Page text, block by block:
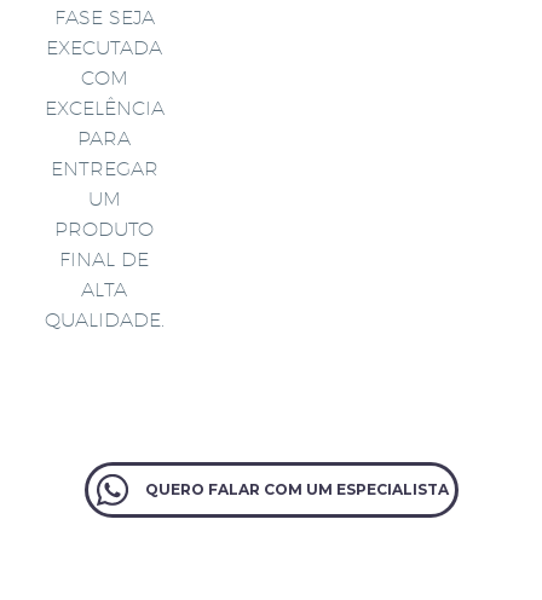
FASE SEJA
EXECUTADA
COM
EXCELÊNCIA
PARA
ENTREGAR
UM
PRODUTO
FINAL DE
ALTA
QUALIDADE.
QUERO FALAR COM UM ESPECIALISTA